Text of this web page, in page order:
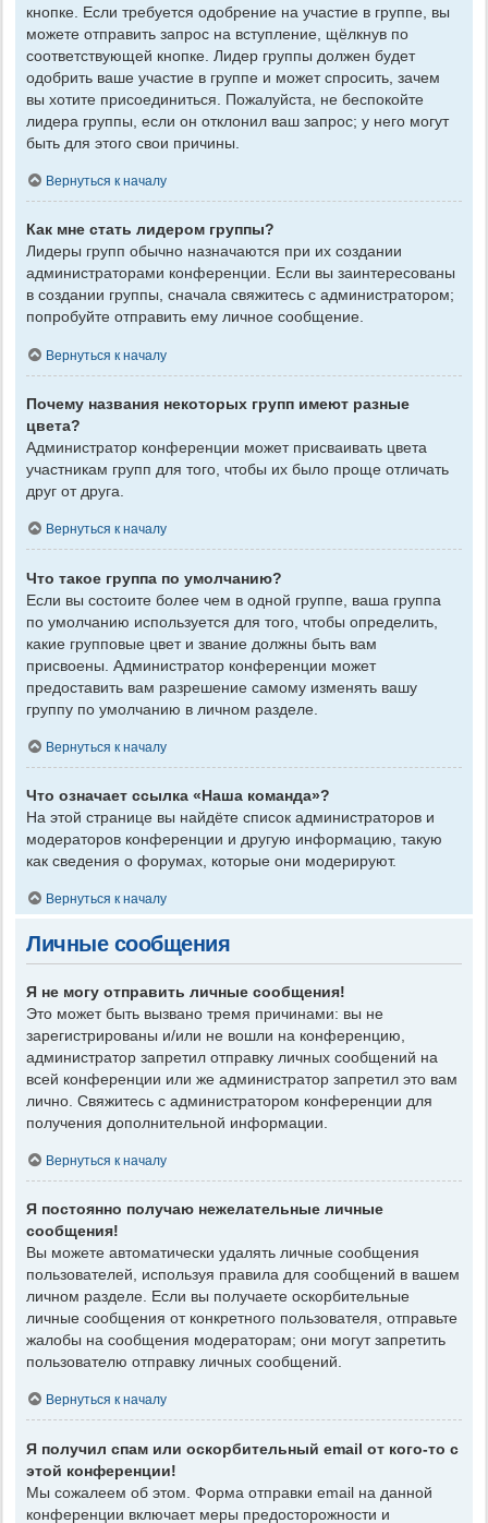
кнопке. Если требуется одобрение на участие в группе, вы
можете отправить запрос на вступление, щёлкнув по
соответствующей кнопке. Лидер группы должен будет
одобрить ваше участие в группе и может спросить, зачем
вы хотите присоединиться. Пожалуйста, не беспокойте
лидера группы, если он отклонил ваш запрос; у него могут
быть для этого свои причины.
Вернуться к началу
Как мне стать лидером группы?
Лидеры групп обычно назначаются при их создании
администраторами конференции. Если вы заинтересованы
в создании группы, сначала свяжитесь с администратором;
попробуйте отправить ему личное сообщение.
Вернуться к началу
Почему названия некоторых групп имеют разные
цвета?
Администратор конференции может присваивать цвета
участникам групп для того, чтобы их было проще отличать
друг от друга.
Вернуться к началу
Что такое группа по умолчанию?
Если вы состоите более чем в одной группе, ваша группа
по умолчанию используется для того, чтобы определить,
какие групповые цвет и звание должны быть вам
присвоены. Администратор конференции может
предоставить вам разрешение самому изменять вашу
группу по умолчанию в личном разделе.
Вернуться к началу
Что означает ссылка «Наша команда»?
На этой странице вы найдёте список администраторов и
модераторов конференции и другую информацию, такую
как сведения о форумах, которые они модерируют.
Вернуться к началу
Личные сообщения
Я не могу отправить личные сообщения!
Это может быть вызвано тремя причинами: вы не
зарегистрированы и/или не вошли на конференцию,
администратор запретил отправку личных сообщений на
всей конференции или же администратор запретил это вам
лично. Свяжитесь с администратором конференции для
получения дополнительной информации.
Вернуться к началу
Я постоянно получаю нежелательные личные
сообщения!
Вы можете автоматически удалять личные сообщения
пользователей, используя правила для сообщений в вашем
личном разделе. Если вы получаете оскорбительные
личные сообщения от конкретного пользователя, отправьте
жалобы на сообщения модераторам; они могут запретить
пользователю отправку личных сообщений.
Вернуться к началу
Я получил спам или оскорбительный email от кого-то с
этой конференции!
Мы сожалеем об этом. Форма отправки email на данной
конференции включает меры предосторожности и